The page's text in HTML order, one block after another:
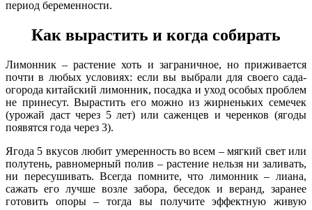
период беременности.
Как вырастить и когда собирать
Лимонник – растение хоть и заграничное, но приживается
почти в любых условиях: если вы выбрали для своего сада-
огорода китайский лимонник, посадка и уход особых проблем
не принесут. Вырастить его можно из жирненьких семечек
(урожай даст через 5 лет) или саженцев и черенков (ягоды
появятся года через 3).
Ягода 5 вкусов любит умеренность во всем – мягкий свет или
полутень, равномерный полив – растение нельзя ни заливать,
ни пересушивать. Всегда помните, что лимонник – лиана,
сажать его лучше возле забора, беседок и веранд, заранее
готовить опоры – тогда вы получите эффектную живую